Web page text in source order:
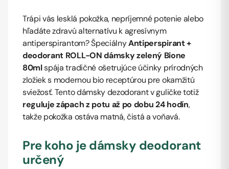
Trápi vás lesklá pokožka, nepríjemné potenie alebo
hľadáte zdravú alternatívu k agresívnym
antiperspirantom? ŠpeciálnyAntiperspirant +
deodorant ROLL-ON dámsky zelený Bione
80mlspája tradičné ošetrujúce účinky prírodných
zložiek s modernou bio receptúrou pre okamžitú
sviežosť. Tento dámsky dezodorant v guličke totiž
reguluje zápach z potu až po dobu 24 hodín,
takže pokožka ostáva matná, čistá a voňavá.
Pre koho je dámsky deodorant
určený